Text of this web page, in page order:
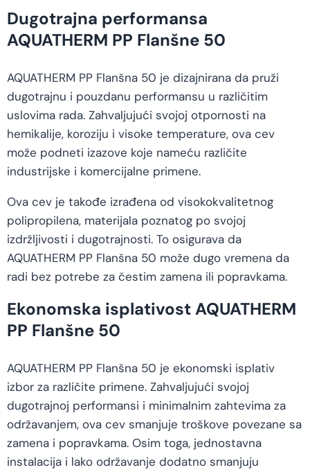
Dugotrajna performansa
AQUATHERM PP Flanšne 50
AQUATHERM PP Flanšna 50 je dizajnirana da pruži
dugotrajnu i pouzdanu performansu u različitim
uslovima rada. Zahvaljujući svojoj otpornosti na
hemikalije, koroziju i visoke temperature, ova cev
može podneti izazove koje nameću različite
industrijske i komercijalne primene.
Ova cev je takođe izrađena od visokokvalitetnog
polipropilena, materijala poznatog po svojoj
izdržljivosti i dugotrajnosti. To osigurava da
AQUATHERM PP Flanšna 50 može dugo vremena da
radi bez potrebe za čestim zamena ili popravkama.
Ekonomska isplativost AQUATHERM
PP Flanšne 50
AQUATHERM PP Flanšna 50 je ekonomski isplativ
izbor za različite primene. Zahvaljujući svojoj
dugotrajnoj performansi i minimalnim zahtevima za
održavanjem, ova cev smanjuje troškove povezane sa
zamena i popravkama. Osim toga, jednostavna
instalacija i lako održavanje dodatno smanjuju